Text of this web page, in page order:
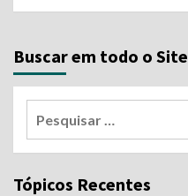
Buscar em todo o Site
Tópicos Recentes